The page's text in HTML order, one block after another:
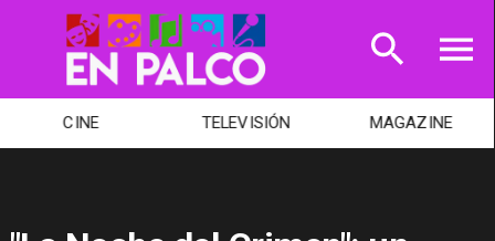
CINE TELEVISIÓN MAGAZINE